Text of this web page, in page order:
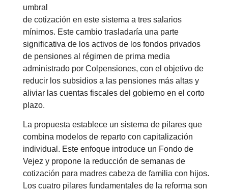
umbral
de cotización en este sistema a tres salarios
mínimos. Este cambio trasladaría una parte
significativa de los activos de los fondos privados
de pensiones al régimen de prima media
administrado por Colpensiones, con el objetivo de
reducir los subsidios a las pensiones más altas y
aliviar las cuentas fiscales del gobierno en el corto
plazo.
La propuesta establece un sistema de pilares que
combina modelos de reparto con capitalización
individual. Este enfoque introduce un Fondo de
Vejez y propone la reducción de semanas de
cotización para madres cabeza de familia con hijos.
Los cuatro pilares fundamentales de la reforma son